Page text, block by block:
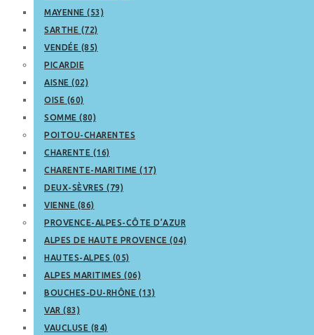
MAYENNE (53)
SARTHE (72)
VENDÉE (85)
PICARDIE
AISNE (02)
OISE (60)
SOMME (80)
POITOU-CHARENTES
CHARENTE (16)
CHARENTE-MARITIME (17)
DEUX-SÈVRES (79)
VIENNE (86)
PROVENCE-ALPES-CÔTE D’AZUR
ALPES DE HAUTE PROVENCE (04)
HAUTES-ALPES (05)
ALPES MARITIMES (06)
BOUCHES-DU-RHÔNE (13)
VAR (83)
VAUCLUSE (84)